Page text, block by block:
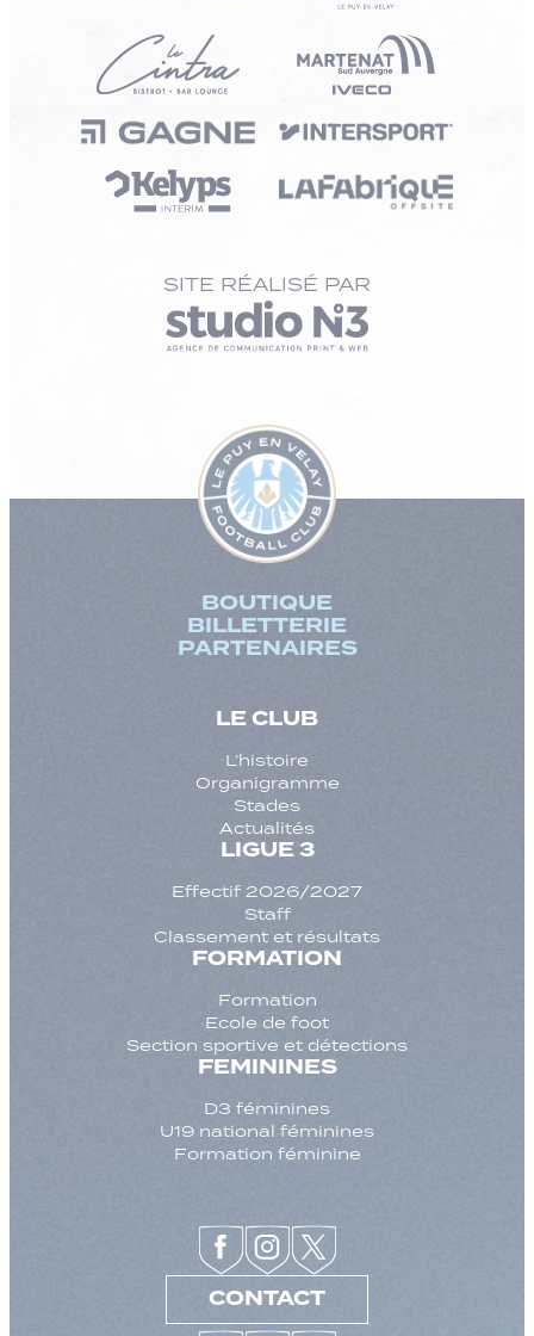
SITE RÉALISÉ PAR
BOUTIQUE
BILLETTERIE
PARTENAIRES
LE CLUB
L’histoire
Organigramme
Stades
Actualités
LIGUE 3
Effectif 2026/2027
Staff
Classement et résultats
FORMATION
Formation
Ecole de foot
Section sportive et détections
FEMININES
D3 féminines
U19 national féminines
Formation féminine
CONTACT